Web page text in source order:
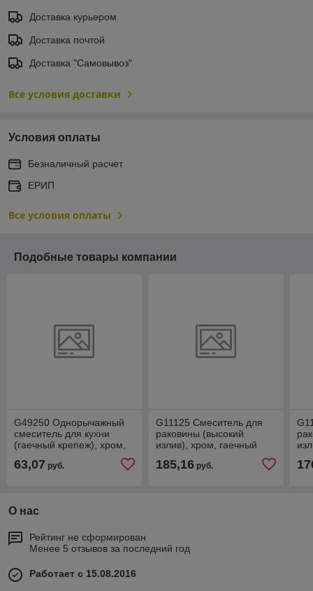
Доставка курьером
Доставка почтой
Доставка "Самовывоз"
Все условия доставки
Условия оплаты
Безналичный расчет
ЕРИП
Все условия оплаты
Подобные товары компании
G49250 Однорычажный
смеситель для кухни
(гаечный крепеж), хром,
63,07 руб.
G11125 Смеситель для
раковины (высокий
излив), хром, гаечный
185,16руб.
О нас
Рейтинг не сформирован
Менее 5 отзывов за последний год
Работает с 15.08.2016